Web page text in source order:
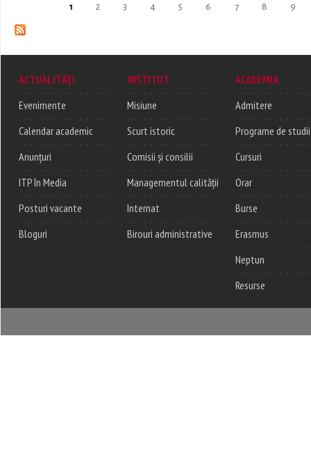
1 2 3 4 5 6 7 8 9
ACTUALITĂȚI
Evenimente
Calendar academic
Anunțuri
ITP în Media
Posturi vacante
Bloguri
INSTITUT
Misiune
Scurt istoric
Comisii și consilii
Managementul calității
Internat
Birouri administrative
ACADEMIA
Admitere
Programe de studii
Cursuri
Orar
Burse
Erasmus
Neptun
Resurse